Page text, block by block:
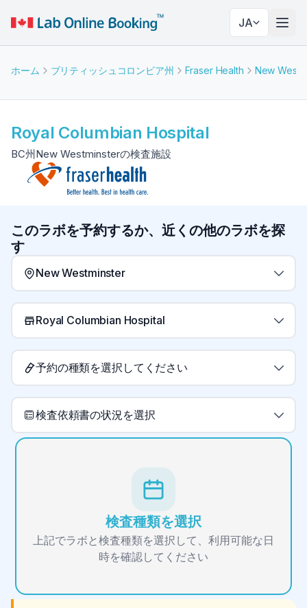
JA
ナビ
ホーム ブリティッシュコロンビア州 Fraser Health New
Royal Columbian Hospital
BC州New Westminsterの検査施設
このラボを予約するか、近くの他のラボを探
す
New Westminster
Royal Columbian Hospital
予約の種類を選択してください
検査依頼書の状況を選択
検査種類を選択
上記でラボと検査種類を選択して、利用可能な日
時を確認してください